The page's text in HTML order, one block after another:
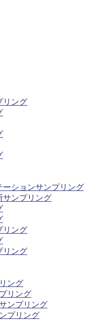
リング
ションサンプリング
サンプリング
リング
リング
ング
リング
ンプリング
プリング